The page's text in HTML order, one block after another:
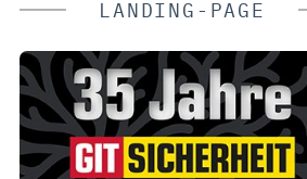
LANDING-PAGE